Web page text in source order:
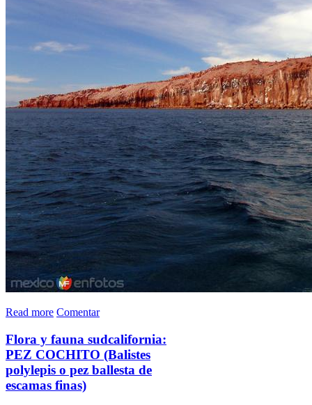
Read more Comentar
Flora y fauna sudcalifornia:
PEZ COCHITO (Balistes
polylepis o pez ballesta de
escamas finas)